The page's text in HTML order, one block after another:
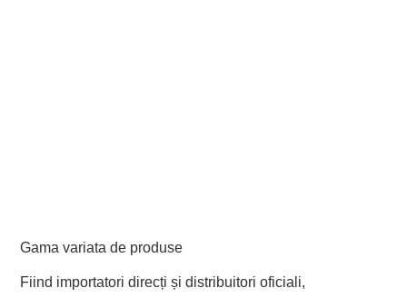
Gama variata de produse
Fiind importatori direcți și distribuitori oficiali,